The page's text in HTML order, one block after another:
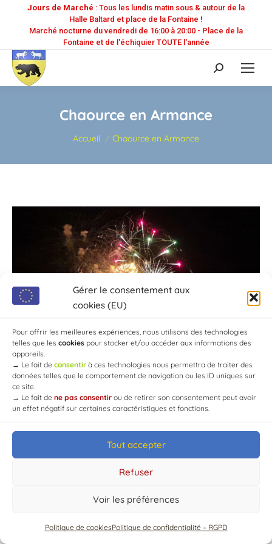
Gérer le consentement aux
cookies (EU)
Pour offrir les meilleures expériences, nous utilisons des technologies
telles que les cookies pour stocker et/ou accéder aux informations des
appareils.
→ Le fait de consentir à ces technologies nous permettra de traiter des
données telles que le comportement de navigation ou les ID uniques sur
ce site.
→ Le fait de ne pas consentir ou de retirer son consentement peut avoir
un effet négatif sur certaines caractéristiques et fonctions.
Tout accepter
Refuser
Voir les préférences
Politique de cookiesPolitique de confidentialité – RGPD
Jours de Marché : Tous les lundis matin sous & autour de la
Halle Baltard et place de la Fontaine !
Marché nocturne du vendredi de 16:00 à 20:00 - Place de la
Fontaine et de l'échiquier TOUTE l'année
Recherche
:
Chaource en Armance
Vous êtes ici :
Accueil Chaource en Armance
© Mairie de Chaource [2004-2024] | Tous droits réservés.